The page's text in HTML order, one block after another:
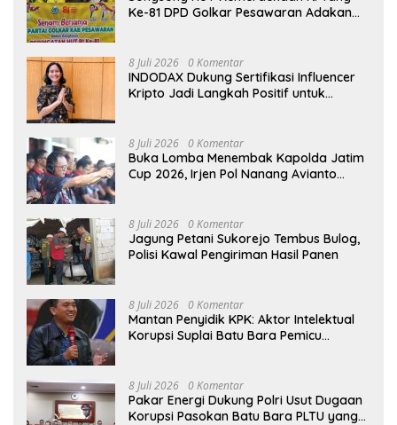
Ke-81 DPD Golkar Pesawaran Adakan
8 Juli 2026 0 Komentar
INDODAX Dukung Sertifikasi Influencer
Kripto Jadi Langkah Positif untuk
8 Juli 2026 0 Komentar
Buka Lomba Menembak Kapolda Jatim
Cup 2026, Irjen Pol Nanang Avianto
8 Juli 2026 0 Komentar
Jagung Petani Sukorejo Tembus Bulog,
Polisi Kawal Pengiriman Hasil Panen
8 Juli 2026 0 Komentar
Mantan Penyidik KPK: Aktor Intelektual
Korupsi Suplai Batu Bara Pemicu
8 Juli 2026 0 Komentar
Pakar Energi Dukung Polri Usut Dugaan
Korupsi Pasokan Batu Bara PLTU yang